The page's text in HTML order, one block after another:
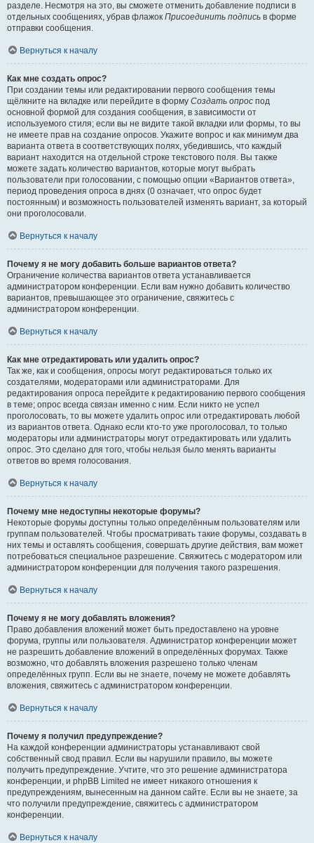
разделе. Несмотря на это, вы сможете отменить добавление подписи в
отдельных сообщениях, убрав флажок Присоединить подпись в форме
отправки сообщения.
Вернуться к началу
Как мне создать опрос?
При создании темы или редактировании первого сообщения темы
щёлкните на вкладке или перейдите в форму Создать опрос под
основной формой для создания сообщения, в зависимости от
используемого стиля; если вы не видите такой вкладки или формы, то вы
не имеете прав на создание опросов. Укажите вопрос и как минимум два
варианта ответа в соответствующих полях, убедившись, что каждый
вариант находится на отдельной строке текстового поля. Вы также
можете задать количество вариантов, которые могут выбрать
пользователи при голосовании, с помощью опции «Вариантов ответа»,
период проведения опроса в днях (0 означает, что опрос будет
постоянным) и возможность пользователей изменять вариант, за который
они проголосовали.
Вернуться к началу
Почему я не могу добавить больше вариантов ответа?
Ограничение количества вариантов ответа устанавливается
администратором конференции. Если вам нужно добавить количество
вариантов, превышающее это ограничение, свяжитесь с
администратором конференции.
Вернуться к началу
Как мне отредактировать или удалить опрос?
Так же, как и сообщения, опросы могут редактироваться только их
создателями, модераторами или администраторами. Для
редактирования опроса перейдите к редактированию первого сообщения
в теме; опрос всегда связан именно с ним. Если никто не успел
проголосовать, то вы можете удалить опрос или отредактировать любой
из вариантов ответа. Однако если кто-то уже проголосовал, то только
модераторы или администраторы могут отредактировать или удалить
опрос. Это сделано для того, чтобы нельзя было менять варианты
ответов во время голосования.
Вернуться к началу
Почему мне недоступны некоторые форумы?
Некоторые форумы доступны только определённым пользователям или
группам пользователей. Чтобы просматривать такие форумы, создавать в
них темы и оставлять сообщения, совершать другие действия, вам может
потребоваться специальное разрешение. Свяжитесь с модератором или
администратором конференции для получения такого разрешения.
Вернуться к началу
Почему я не могу добавлять вложения?
Право добавления вложений может быть предоставлено на уровне
форума, группы или пользователя. Администратор конференции может
не разрешить добавление вложений в определённых форумах. Также
возможно, что добавлять вложения разрешено только членам
определённых групп. Если вы не знаете, почему не можете добавлять
вложения, свяжитесь с администратором конференции.
Вернуться к началу
Почему я получил предупреждение?
На каждой конференции администраторы устанавливают свой
собственный свод правил. Если вы нарушили правило, вы можете
получить предупреждение. Учтите, что это решение администратора
конференции, и phpBB Limited не имеет никакого отношения к
предупреждениям, вынесенным на данном сайте. Если вы не знаете, за
что получили предупреждение, свяжитесь с администратором
конференции.
Вернуться к началу